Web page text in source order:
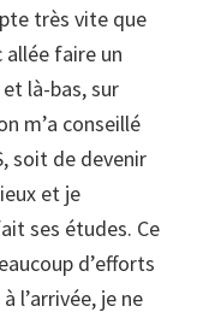
très vite que
allée faire un
là-bas, sur
m’a conseillé
soit de devenir
et je
ses études. Ce
d’efforts
l’arrivée, je ne